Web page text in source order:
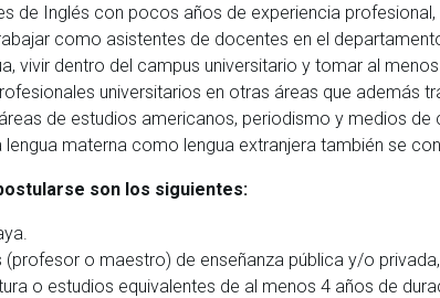
de Inglés con pocos años de experiencia
como asistentes de docentes en el
vivir dentro del campus universitario y tomar al
universitarios en otras áreas que además
de estudios americanos, periodismo y medios
materna como lengua extranjera también se
son los siguientes:
(profesor o maestro) de enseñanza pública y/o
o estudios equivalentes de al menos 4 años de